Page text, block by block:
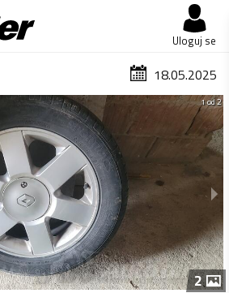
Uloguj se
18.05.2025
1 od 2
2